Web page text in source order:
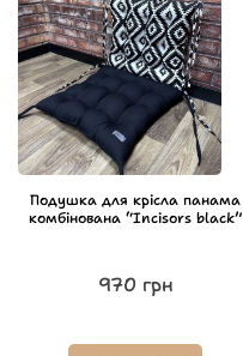
Подушка для крісла панама
комбінована “Incisors black”
970 грн